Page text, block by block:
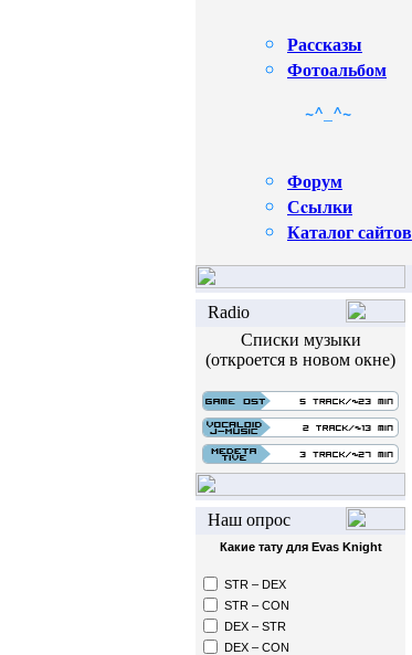
Рассказы
Фотоальбом
~^_^~
Форум
Сcылки
Каталог сайтов
Radio
Списки музыки
(откроется в новом окне)
Наш опрос
Какие тату для Evas Knight
STR – DEX
STR – CON
DEX – STR
DEX – CON